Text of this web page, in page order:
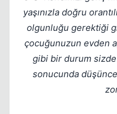
yaşınızla doğru
olgunluğu gerektiği
çocuğunuzun evden
gibi bir durum
sonucunda